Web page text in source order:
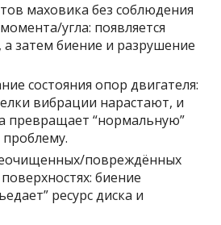
маховика без соблюдения
угла: появляется
а затем биение и разрушение
состояния опор двигателя:
вибрации нарастают, и
превращает “нормальную”
повреждённых
биение
ресурс диска и